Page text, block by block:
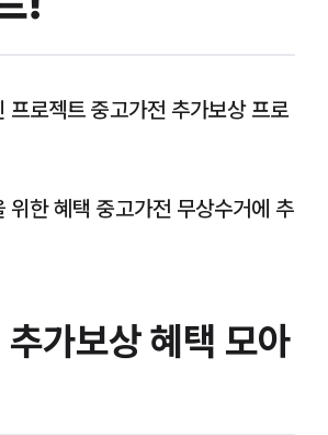
프로젝트 중고가전 추가보상 프로
위한 혜택 중고가전 무상수거에 추
가보상 혜택 모아